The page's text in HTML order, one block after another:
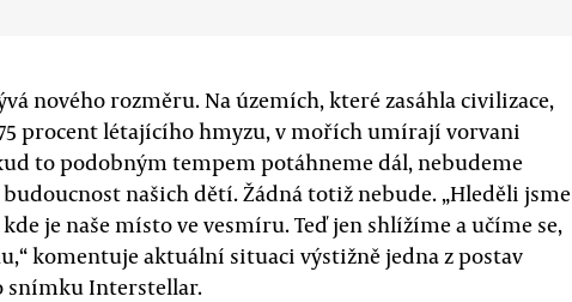
nového rozměru. Na územích, které zasáhla civilizace,
procent létajícího hmyzu, v mořích umírají vorvani
to podobným tempem potáhneme dál, nebudeme
našich dětí. Žádná totiž nebude. „Hleděli jsme
je naše místo ve vesmíru. Teď jen shlížíme a učíme se,
komentuje aktuální situaci výstižně jedna z postav
snímku Interstellar.